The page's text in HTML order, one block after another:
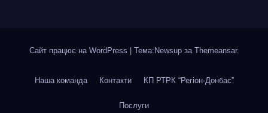
Сайт працює на WordPress Тема:Newsup за Themeansar.
Наша команда Контакти КП РТРК “Регіон-Донбас”
Послуги